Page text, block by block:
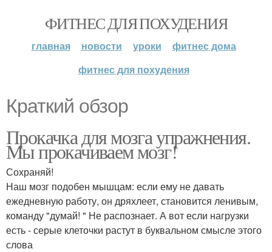
ФИТНЕС ДЛЯ ПОХУДЕНИЯ
главная новости уроки
фитнес дома
фитнес для похудения
Краткий обзор
Прокачка для мозга упражнения.
Мы прокачиваем мозг!
Сохраняй!
Наш мозг подобен мышцам: если ему не давать
ежедневную работу, он дряхлеет, становится ленивым,
команду "думай! " Не распознает. А вот если нагрузки
есть - серые клеточки растут в буквальном смысле этого
слова